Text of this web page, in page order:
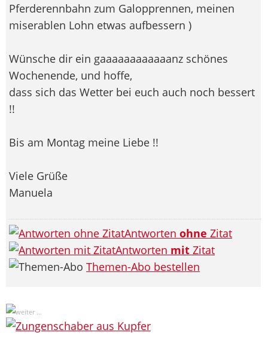
Pferderennbahn zum Galopprennen, meinen
miserablen Lohn etwas aufbessern )
Wünsche dir ein gaaaaaaaaaaaanz schönes
Wochenende, und hoffe,
dass sich das Wetter bei euch auch noch bessert
!!
Bis am Montag meine Liebe !!
Viele Grüße
Manuela
Antworten ohne Zitat
Antworten mit Zitat
Themen-Abo bestellen